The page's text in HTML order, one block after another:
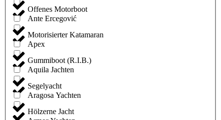
Ante Ercegović
Apex
Aquila Jachten
Aragosa Yachten
Offenes Motorboot
Motorisierter Katamaran
Gummiboot (R.I.B.)
Segelyacht
Hölzerne Jacht